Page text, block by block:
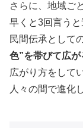
さらに、地域ご
早くと3回言うと
民間伝承として
色”を帯びて広が
広がり方をして
人々の間で進化